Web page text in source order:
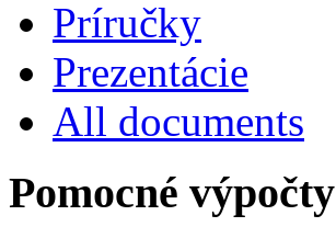
Príručky
Prezentácie
All documents
Pomocné výpočty